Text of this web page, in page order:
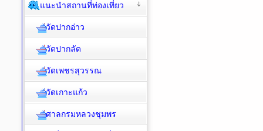
แนะนำสถานที่ท่องเที่ยว
วัดปากอ่าว
วัดปากลัด
วัดเพชรสุวรรณ
วัดเกาะแก้ว
ศาลกรมหลวงชุมพร